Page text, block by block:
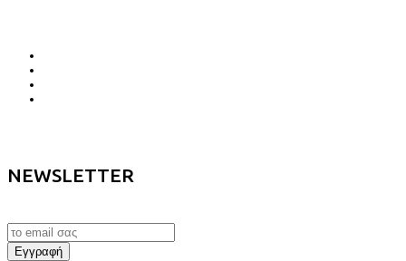
NEWSLETTER